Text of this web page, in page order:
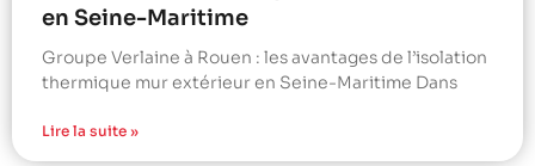
en Seine-Maritime
Groupe Verlaine à Rouen : les avantages de l’isolation
thermique mur extérieur en Seine-Maritime Dans
Lire la suite »